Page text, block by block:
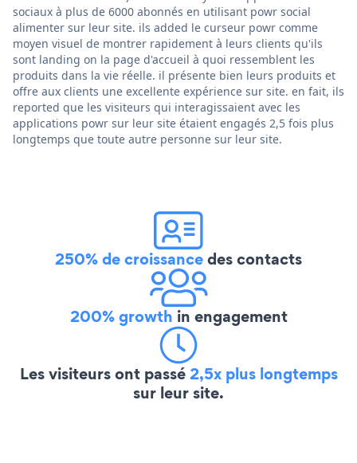
sociaux à plus de 6000 abonnés en utilisant powr social
alimenter sur leur site. ils added le curseur powr comme
moyen visuel de montrer rapidement à leurs clients qu'ils
sont landing on la page d'accueil à quoi ressemblent les
produits dans la vie réelle. il présente bien leurs produits et
offre aux clients une excellente expérience sur site. en fait, ils
reported que les visiteurs qui interagissaient avec les
applications powr sur leur site étaient engagés 2,5 fois plus
longtemps que toute autre personne sur leur site.
250% de croissancedes contacts
200% growth in engagement
Les visiteurs ont passé2,5x plus longtemps
sur leur site.